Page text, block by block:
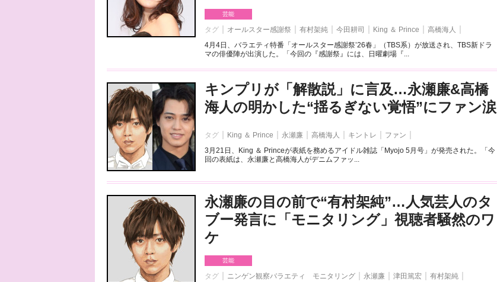
芸能
タグ オールスター感謝祭 有村架純 今田耕司 King ＆ Prince
高橋海人
4月4日、バラエティ特番「オールスター感謝祭’26春」（TBS系）が放送され、TBS新ドラ
マの俳優陣が出演した。「今回の『感謝祭』には、日曜劇場『...
キンプリが「解散説」に言及…永瀬廉&高橋
海人の明かした“揺るぎない覚悟”にファン涙
タグ King ＆ Prince 永瀬廉 高橋海人 キントレ
ファン
3月21日、King ＆ Princeが表紙を務めるアイドル雑誌「Myojo 5月号」が発売された。「今
回の表紙は、永瀬廉と高橋海人がデニムファッ...
永瀬廉の目の前で“有村架純”…人気芸人のタ
ブー発言に「モニタリング」視聴者騒然のワ
ケ
芸能
タグ ニンゲン観察バラエティ モニタリング 永瀬廉 津田篤宏
有村架純